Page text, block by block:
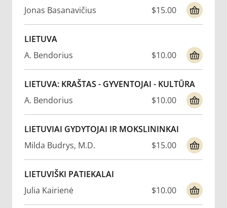
Jonas Basanavičius
$15.00
LIETUVA
A. Bendorius
$10.00
LIETUVA: KRAŠTAS - GYVENTOJAI - KULTŪRA
A. Bendorius
$10.00
LIETUVIAI GYDYTOJAI IR MOKSLININKAI
Milda Budrys, M.D.
$15.00
LIETUVIŠKI PATIEKALAI
Julia Kairienė
$10.00